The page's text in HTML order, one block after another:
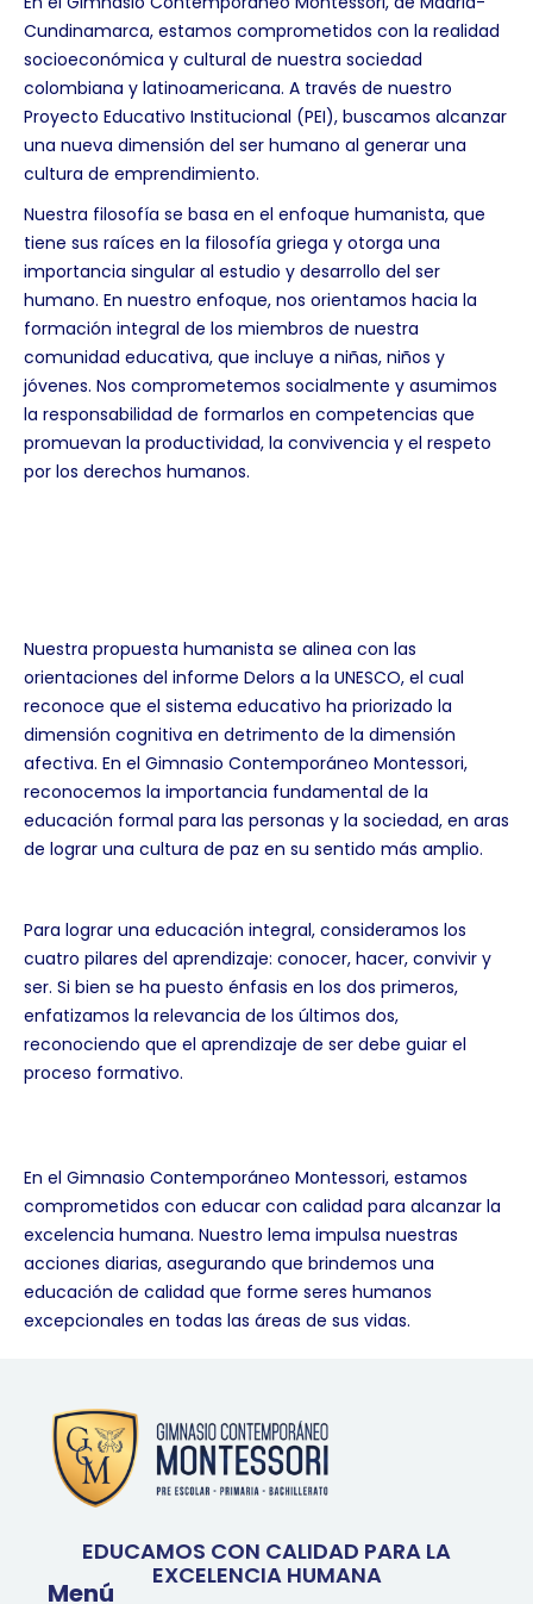
Cundinamarca, estamos comprometidos con la realidad
socioeconómica y cultural de nuestra sociedad
colombiana y latinoamericana. A través de nuestro
Proyecto Educativo Institucional (PEI), buscamos alcanzar
una nueva dimensión del ser humano al generar una
cultura de emprendimiento.
Nuestra filosofía se basa en el enfoque humanista, que
tiene sus raíces en la filosofía griega y otorga una
importancia singular al estudio y desarrollo del ser
humano. En nuestro enfoque, nos orientamos hacia la
formación integral de los miembros de nuestra
comunidad educativa, que incluye a niñas, niños y
jóvenes. Nos comprometemos socialmente y asumimos
la responsabilidad de formarlos en competencias que
promuevan la productividad, la convivencia y el respeto
por los derechos humanos.
Nuestra propuesta humanista se alinea con las
orientaciones del informe Delors a la UNESCO, el cual
reconoce que el sistema educativo ha priorizado la
dimensión cognitiva en detrimento de la dimensión
afectiva. En el Gimnasio Contemporáneo Montessori,
reconocemos la importancia fundamental de la
educación formal para las personas y la sociedad, en aras
de lograr una cultura de paz en su sentido más amplio.
Para lograr una educación integral, consideramos los
cuatro pilares del aprendizaje: conocer, hacer, convivir y
ser. Si bien se ha puesto énfasis en los dos primeros,
enfatizamos la relevancia de los últimos dos,
reconociendo que el aprendizaje de ser debe guiar el
proceso formativo.
En el Gimnasio Contemporáneo Montessori, estamos
comprometidos con educar con calidad para alcanzar la
excelencia humana. Nuestro lema impulsa nuestras
acciones diarias, asegurando que brindemos una
educación de calidad que forme seres humanos
excepcionales en todas las áreas de sus vidas.
EDUCAMOS CON CALIDAD PARA LA
EXCELENCIA HUMANA
Menú